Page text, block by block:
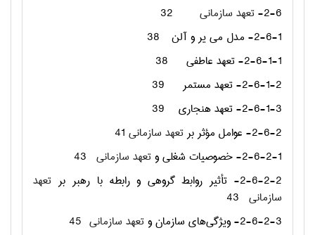
2-6- تعهد سازمانی
32
2-6-1- مدل می یر و آلن
38
2-6-1-1- تعهد عاطفی
38
2-6-1-2- تعهد مستمر
39
2-6-1-3- تعهد هنجاری
39
2-6-2- عوامل مؤثر بر
تعهد سازمانی 41
2-6-2-1- خصوصیات شغلی و
تعهد سازمانی 43
2-6-2-2- تأثیر روابط گروهی و رابطه با رهبر بر
تعهد
سازمانی 43
2-6-2-3- ویژگی‌های سازمان و
تعهد سازمانی 45